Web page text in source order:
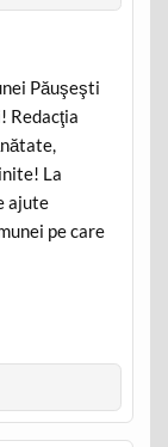
Păuşeşti
Redacţia
La
ajute
pe care